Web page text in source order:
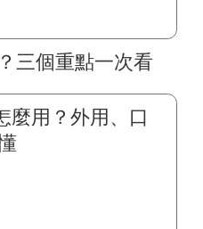
三個重點一次看